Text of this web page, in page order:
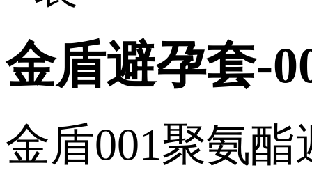
金盾避孕套-
金盾001聚氨